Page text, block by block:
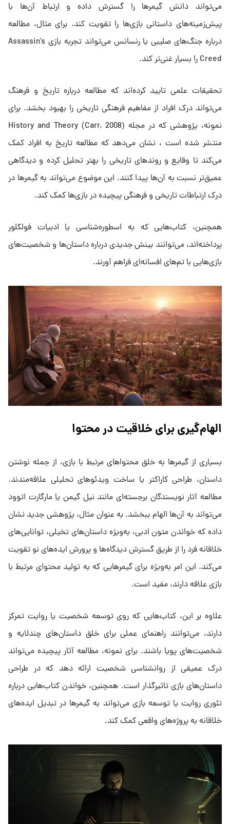
می‌تواند دانش گیمرها را گسترش داده و ارتباط آن‌ها با
پیش‌زمینه‌های داستانی بازی‌ها را تقویت کند. برای مثال، مطالعه
درباره جنگ‌های صلیبی یا رنسانس می‌تواند تجربه بازی Assassin's
Creed را بسیار غنی‌تر کند.
تحقیقات علمی تایید کرده‌اند که مطالعه درباره تاریخ و فرهنگ
می‌تواند درک افراد از مفاهیم فرهنگی تاریخی را بهبود بخشد. برای
نمونه، پژوهشی که در مجله (Carr, 2008) History and Theory
منتشر شده است ، نشان می‌دهد که مطالعه تاریخ به افراد کمک
می‌کند تا وقایع و روندهای تاریخی را بهتر تحلیل کرده و دیدگاهی
عمیق‌تر نسبت به آن‌ها پیدا کنند. این موضوع می‌تواند به گیمرها در
درک ارتباطات تاریخی و فرهنگی پیچیده در بازی‌ها کمک کند.
همچنین، کتاب‌هایی که به اسطوره‌شناسی یا ادبیات فولکلور
پرداخته‌اند، می‌توانند بینش جدیدی درباره داستان‌ها و شخصیت‌های
بازی‌هایی با تم‌های افسانه‌ای فراهم آورند.
الهام‌گیری برای خلاقیت در محتوا
بسیاری از گیمرها به خلق محتواهای مرتبط با بازی، از جمله نوشتن
داستان، طراحی کاراکتر یا ساخت ویدئوهای تحلیلی علاقه‌مندند.
مطالعه آثار نویسندگان برجسته‌ای مانند نیل گیمن یا مارگارت اتوود
می‌تواند به آن‌ها الهام ببخشد. به عنوان مثال، پژوهشی جدید نشان
داده که خواندن متون ادبی، به‌ویژه داستان‌های تخیلی، توانایی‌های
خلاقانه فرد را از طریق گسترش دیدگاه‌ها و پرورش ایده‌های نو تقویت
می‌کند. این امر به‌ویژه برای گیمرهایی که به تولید محتوای مرتبط با
بازی علاقه دارند، مفید است.
علاوه بر این، کتاب‌هایی که روی توسعه شخصیت یا روایت تمرکز
دارند، می‌توانند راهنمای عملی برای خلق داستان‌های چندلایه و
شخصیت‌های پویا باشند. برای نمونه، مطالعه آثار پیچیده می‌تواند
درک عمیقی از روانشناسی شخصیت ارائه دهد که در طراحی
داستان‌های بازی تاثیرگذار است. همچنین، خواندن کتاب‌هایی درباره
تئوری روایت یا توسعه بازی می‌تواند به گیمرها در تبدیل ایده‌های
خلاقانه به پروژه‌های واقعی کمک کند.